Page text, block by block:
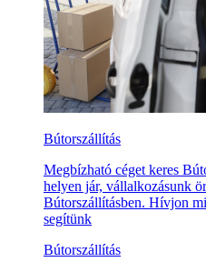
Bútorszállítás
Megbízható céget keres
helyen jár, vállalkozásunk
Bútorszállításben. Hívjon
segítünk
Bútorszállítás